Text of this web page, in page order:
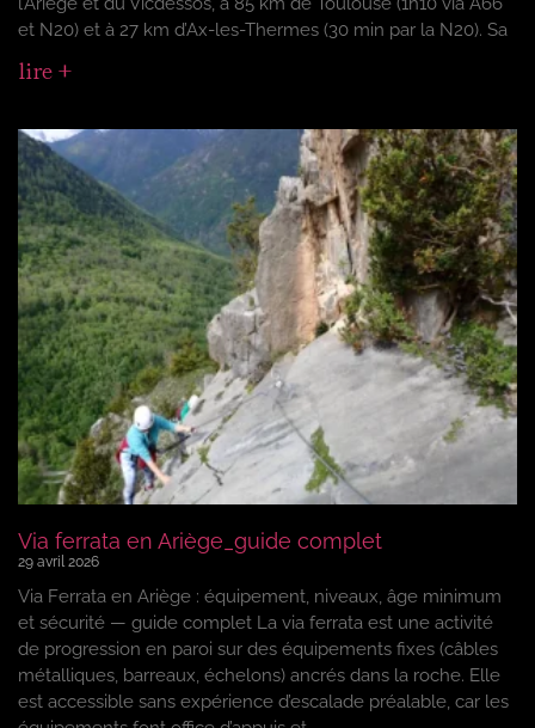
et N20) et à 27 km d’Ax-les-Thermes (30 min par la N20). Sa
lire +
Via ferrata en Ariège_guide complet
29 avril 2026
Via Ferrata en Ariège : équipement, niveaux, âge minimum
et sécurité — guide complet La via ferrata est une activité
de progression en paroi sur des équipements fixes (câbles
métalliques, barreaux, échelons) ancrés dans la roche. Elle
est accessible sans expérience d’escalade préalable, car les